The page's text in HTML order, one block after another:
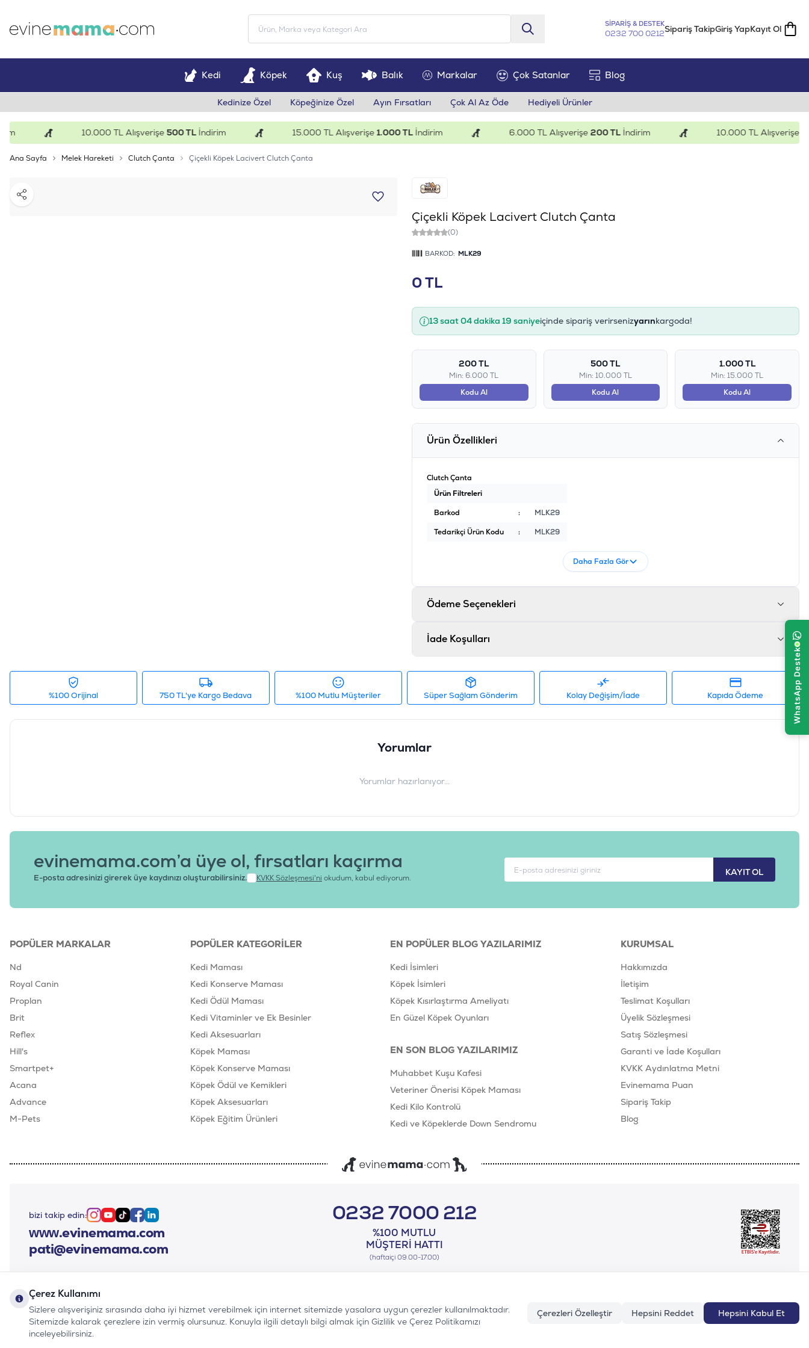
SİPARİŞ & DESTEK
0232 700 0212Sipariş TakipGiriş YapKayıt Ol
Kedi Köpek Kuş Balık Markalar Çok Satanlar Blog
Kedinize Özel Köpeğinize Özel Ayın Fırsatları Çok Al Az Öde Hediyeli Ürünler
10.000 TL Alışverişe500 TLİndirim 15.000 TL Alışverişe1.000 TLİndirim 6.000 TL Alışverişe200 TLİndirim 10.000 TL Alışverişe500
Ana Sayfa Melek Hareketi Clutch Çanta Çiçekli Köpek Lacivert Clutch Çanta
Paylaş
Çiçekli Köpek Lacivert Clutch Çanta
(0)
BARKOD: MLK29
0TL
13 saat 04 dakika 18 saniyeiçinde sipariş verirsenizyarınkargoda!
200 TL
Min: 6.000 TL
Kodu Al
500 TL
Min: 10.000 TL
Kodu Al
1.000 TL
Min: 15.000 TL
Kodu Al
Ürün Özellikleri
Clutch Çanta
Ürün Filtreleri
Barkod
:
MLK29
Tedarikçi Ürün Kodu
: MLK29
Daha Fazla Gör
Ödeme Seçenekleri
İade Koşulları
%100 Orijinal 750 TL'ye Kargo Bedava %100 Mutlu Müşteriler Süper Sağlam Gönderim Kolay Değişim/İade Kapıda Ödeme
Yorumlar
Yorumlar hazırlanıyor...
KAYIT OL
evinemama.com’a üye ol, fırsatları kaçırma
E-posta adresinizi girerek üye kaydınızı oluşturabilirsiniz. KVKK Sözleşmesi'ni okudum, kabul ediyorum.
POPÜLER MARKALAR
Nd
Royal Canin
Proplan
Brit
Reflex
Hill's
Smartpet+
Acana
Advance
M-Pets
POPÜLER KATEGORILER
Kedi Maması
Kedi Konserve Maması
Kedi Ödül Maması
Kedi Vitaminler ve Ek Besinler
Kedi Aksesuarları
Köpek Maması
Köpek Konserve Maması
Köpek Ödül ve Kemikleri
Köpek Aksesuarları
Köpek Eğitim Ürünleri
EN POPÜLER BLOG YAZILARIMIZ
Kedi İsimleri
Köpek İsimleri
Köpek Kısırlaştırma Ameliyatı
En Güzel Köpek Oyunları
EN SON BLOG YAZILARIMIZ
Muhabbet Kuşu Kafesi
Veteriner Önerisi Köpek Maması
Kedi Kilo Kontrolü
Kedi ve Köpeklerde Down Sendromu
KURUMSAL
Hakkımızda
İletişim
Teslimat Koşulları
Üyelik Sözleşmesi
Satış Sözleşmesi
Garanti ve İade Koşulları
KVKK Aydınlatma Metni
Evinemama Puan
Sipariş Takip
Blog
bizi takip edin: Instagram
Youtube
TiktokFacebook
Linkedin
www.evinemama.com
pati@evinemama.com
0232 7000 212
%100 MUTLU
MÜŞTERI HATTI
(haftaiçi 09.00-17.00)
Çerez Kullanımı
Sizlere alışverişiniz sırasında daha iyi hizmet verebilmek için internet sitemizde yasalara uygun çerezler kullanılmaktadır.
Sitemizde kalarak çerezlere izin vermiş olursunuz. Konuyla ilgili detaylı bilgi almak için Gizlilik ve Çerez Politikamızı
inceleyebilirsiniz.
Çerezleri Özelleştir Hepsini Reddet Hepsini Kabul Et